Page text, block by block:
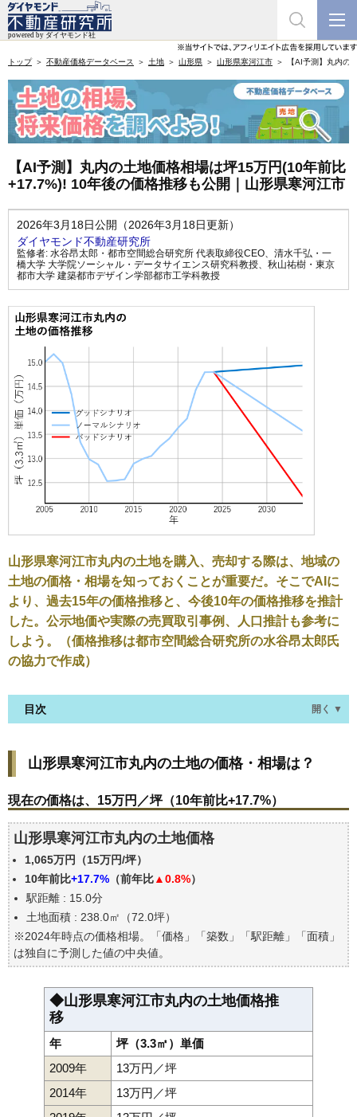
トップ 不動産価格データベース 土地 山形県 山形県寒河江市 【AI予測】丸内
【AI予測】丸内の土地価格相場は坪15万円(10年前比
+17.7%)! 10年後の価格推移も公開｜山形県寒河江市
2026年3月18日公開（2026年3月18日更新）
ダイヤモンド不動産研究所
監修者: 水谷昂太郎・都市空間総合研究所 代表取締役CEO、 清水千弘・一
橋大学 大学院ソーシャル・データサイエンス研究科教授、 秋山祐樹・東京
都市大学 建築都市デザイン学部都市工学科教授
山形県寒河江市丸内の土地を購入、売却する際は、地域の
土地の価格・相場を知っておくことが重要だ。そこでAIに
より、過去15年の価格推移と、今後10年の価格推移を推計
した。公示地価や実際の売買取引事例、人口推計も参考に
しよう。（価格推移は都市空間総合研究所の水谷昂太郎氏
の協力で作成）
目次 開く ▼
現在の価格は、15万円／坪（10年前比+17.7%）
価格を詳細に分析しよう
山形県寒河江市丸内の土地の過去の売買事例
公示地価はいくら
エリアの将来性を人口予想から検討しよう
自分の年収でいくらの不動産が買える？
山形県寒河江市丸内の土地の価格・相場は？
現在の価格は、15万円／坪（10年前比+17.7%）
山形県寒河江市丸内の土地価格
1,065万円（15万円/坪）
10年前比+17.7% （前年比▲0.8%）
駅距離 : 15.0分
土地面積 : 238.0㎡（72.0坪）
※2024年時点の価格相場。「価格」「築数」「駅距離」「面積」
は独自に予測した値の中央値。
◆山形県寒河江市丸内の土地価格推
移
年
坪（3.3㎡）単価
2009年
13万円／坪
2014年
13万円／坪